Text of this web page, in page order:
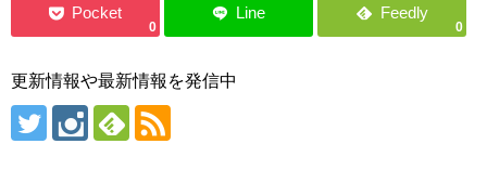
0 0
更新情報や最新情報を発信中